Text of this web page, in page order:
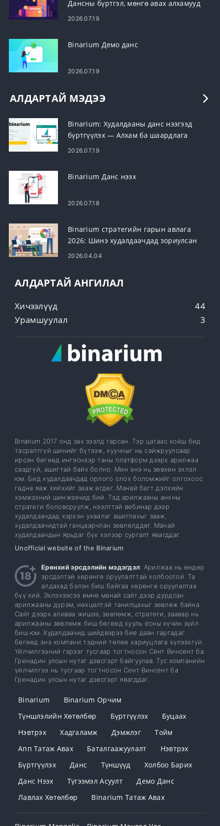
Дансны бүртгэл, мөнгө авах алхамууд
2026.07.19
Binarium Демо данс
2026.07.19
АЛДАРТАЙ МЭДЭЭ
Binarium: Худалдааны данс нээгээд
бүртгүүлэх — Алхам ба шаардлага
2026.07.19
Binarium Данс нээх
2026.07.18
Binarium стратегийн гарын авлага
2026: Шинэ худалдаачдад зориулсан
шилдэг арилжааны стратеги
2026.04.04
АЛДАРТАЙ АНГИЛАЛ
Хичээлүүд
44
Урамшуулал
3
Binarium 2017 онд зах зээлд гарсан. Тэр цагаас хойш бид
тасралтгүй шинийг бүтээж, хуучныг нь сайжруулсаар
ирсэн бөгөөд ингэснээр таны платформ дээрх арилжаа
саадгүй, ашигтай байх болно. Мөн энэ нь зөвхөн эхлэл
юм. Бид худалдаачдад орлого олох боломжийг олгохоос
гадна яаж хийхийг зааж өгдөг. Манай багт дэлхийн
хэмжээний шинжээчид бий. Тэд арилжааны анхны
стратеги боловсруулж, нээлттэй вебинар дээр
худалдаачдад хэрхэн ухаалаг ашиглахыг зааж,
худалдаачидтай ганцаарчлан зөвлөлддөг. Манай
худалдаачдын ярьдаг бүх хэлээр сургалт явагддаг.
Unofficial website of the Binarium
Ерөнхий эрсдэлийн мэдэгдэл: Арилжаа нь өндөр
эрсдэлтэй хөрөнгө оруулалттай холбоотой. Та
алдахад бэлэн биш байгаа хөрөнгө оруулалтаа
бүү хий. Эхлэхээсээ өмнө манай сайт дээр дурдсан
арилжааны дүрэм, нөхцөлтэй танилцахыг зөвлөж байна.
Сайт дээрх аливаа жишээ, зөвлөмж, стратеги, заавар нь
арилжааны зөвлөмж биш бөгөөд хууль ёсны хүчин зүйл
биш юм. Худалдаачид шийдвэрээ бие даан гаргадаг
бөгөөд энэ компани тэдний төлөө хариуцлага хүлээхгүй.
Үйлчилгээний гэрээг тусгаар тогтносон Сент Винсент ба
Гренадин улсын нутаг дэвсгэрт байгуулав. Тус компанийн
үйлчилгээ нь тусгаар тогтносон Сент Винсент ба
Гренадин улсын нутаг дэвсгэрт явагддаг.
Binarium
Binarium Орчим
Түншлэлийн Хөтөлбөр
Бүртгүүлэх
Буцаах
Нэвтрэх
Хадгаламж Дэмжлэг
Тойм
Апп Татаж Авах
Баталгаажуулалт
Нэвтрэх
Бүртгүүлэх
Данс Түншүүд
Холбоо Барих
Данс Нээх
Түгээмэл Асуулт
Демо Данс
Лавлах Хөтөлбөр
Binarium Татаж Авах